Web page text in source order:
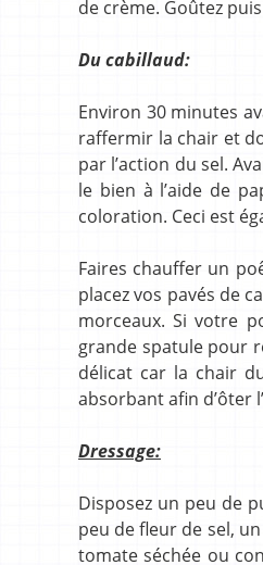
de crème. Goûtez
Du cabillaud:
Environ 30 minutes
raffermir la chair et
par l’action du sel.
le bien à l’aide de
coloration. Ceci est
Faires chauffer un
placez vos pavés de
morceaux. Si votre
grande spatule pour
délicat car la chair
absorbant afin d’ôter
Dressage:
Disposez un peu de
peu de fleur de sel,
tomate séchée ou